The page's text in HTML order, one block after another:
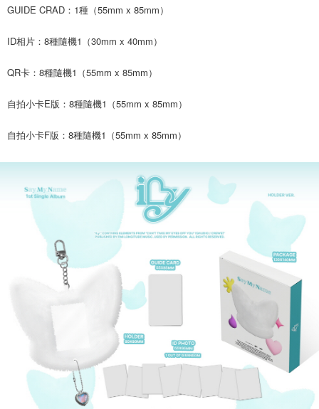
３．收到繳費通知簡訊後14天內，點擊此簡訊中的連結，可透過四大超商／
※ 請注意：結帳手續完成當下不需立刻繳費，但若您需要取消訂單，請聯絡
※ 交易是否成功請以「AFTEE先享後付 」之結帳頁面顯示為準，若有關於
客戶支援中心」https://netprotections.freshdesk.com/support/home
【注意事項】
１．透過由恩沛科技股份有限公司提供之「AFTEE先享後付」服務完成之交
２．關於個人資料處理事宜，請瀏覽以下網址：
https://aftee.tw/terms/#terms3
３．未成年的使用者請事先徵得法定代理人或監護人之同意方可使用
「AFTEE先享後付」，若未經同意申辦者引起之損失，本公司不負相關責
４．使用「AFTEE先享後付」時，將依據個別帳號之用戶狀況，依本公司即
時審查核予不同之上限額度；若仍有額度不足之情形，本公司將視審查結果
請求用戶進行身份認證。
５．嚴禁一人註冊多個帳號或使用他人資訊註冊。若發現惡意使用之情形，
恩沛科技股份有限公司將有權停止該用戶之使用額度並採取法律行動。
每筆NT$60，滿NT$1,599(含以上)免運費
付款後7-11取貨
每筆NT$60，滿NT$1,599(含以上)免運費
每筆NT$90
每筆NT$200
付款後門市自取
免運費
亞洲國家/地區配送 查看運費
北美國家/地區配送 查看運費
查看運費
GUIDE CRAD：1種（55mm x 85mm）
ID相片：8種隨機1（30mm x 40mm）
QR卡：8種隨機1（55mm x 85mm）
自拍小卡E版：8種隨機1（55mm x 85mm）
自拍小卡F版：8種隨機1（55mm x 85mm）